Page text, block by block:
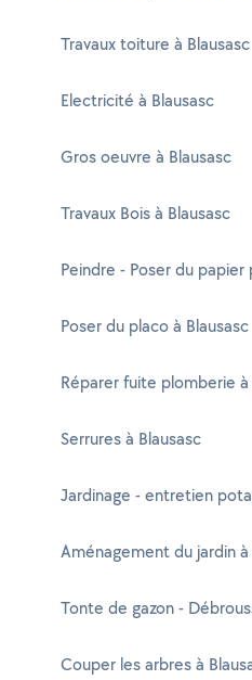
Travaux toiture à Blausasc
Electricité à Blausasc
Gros oeuvre à Blausasc
Travaux Bois à Blausasc
Peindre - Poser du papier
Poser du placo à Blausasc
Réparer fuite plomberie à
Serrures à Blausasc
Jardinage - entretien
Aménagement du jardin à
Tonte de gazon -
Couper les arbres à